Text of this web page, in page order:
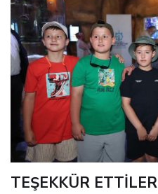
TEŞEKKÜR ETTİLER